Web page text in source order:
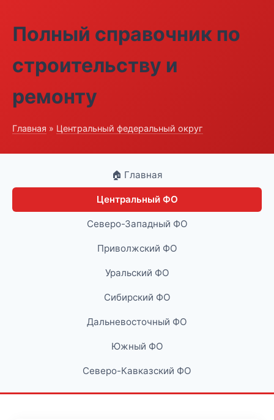
Полный справочник по
строительству и
ремонту
Главная » Центральный федеральный округ
🏠 Главная
Центральный ФО
Северо-Западный ФО
Приволжский ФО
Уральский ФО
Сибирский ФО
Дальневосточный ФО
Южный ФО
Северо-Кавказский ФО